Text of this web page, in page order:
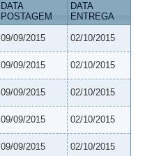
DATA
POSTAGEM
DATA
ENTREGA
09/09/2015 02/10/2015
09/09/2015 02/10/2015
09/09/2015 02/10/2015
09/09/2015 02/10/2015
09/09/2015 02/10/2015